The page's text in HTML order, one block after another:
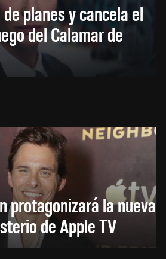
planes y cancela el
del Calamar de
protagonizará la nueva
de Apple TV